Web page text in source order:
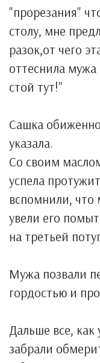
"прорезания"
столу, мне
разок,от чего
оттеснила
стой тут!"
Сашка
указала.
Со своим
успела
вспомнили, что
увели его
на третьей
Мужа позвали
гордостью и
Дальше все, как
забрали